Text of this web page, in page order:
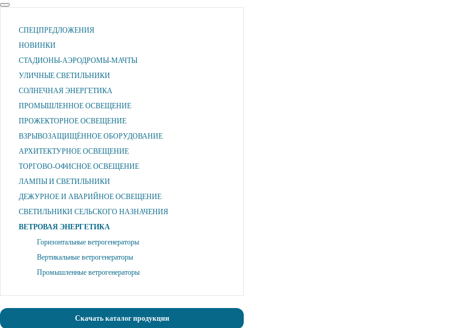
СПЕЦПРЕДЛОЖЕНИЯ
НОВИНКИ
СТАДИОНЫ-АЭРОДРОМЫ-МАЧТЫ
УЛИЧНЫЕ СВЕТИЛЬНИКИ
СОЛНЕЧНАЯ ЭНЕРГЕТИКА
ПРОМЫШЛЕННОЕ ОСВЕЩЕНИЕ
ПРОЖЕКТОРНОЕ ОСВЕЩЕНИЕ
ВЗРЫВОЗАЩИЩЁННОЕ ОБОРУДОВАНИЕ
АРХИТЕКТУРНОЕ ОСВЕЩЕНИЕ
ТОРГОВО-ОФИСНОЕ ОСВЕЩЕНИЕ
ЛАМПЫ И СВЕТИЛЬНИКИ
ДЕЖУРНОЕ И АВАРИЙНОЕ ОСВЕЩЕНИЕ
СВЕТИЛЬНИКИ СЕЛЬСКОГО НАЗНАЧЕНИЯ
ВЕТРОВАЯ ЭНЕРГЕТИКА
Горизонтальные ветрогенераторы
Вертикальные ветрогенераторы
Промышленные ветрогенераторы
Скачать каталог продукции